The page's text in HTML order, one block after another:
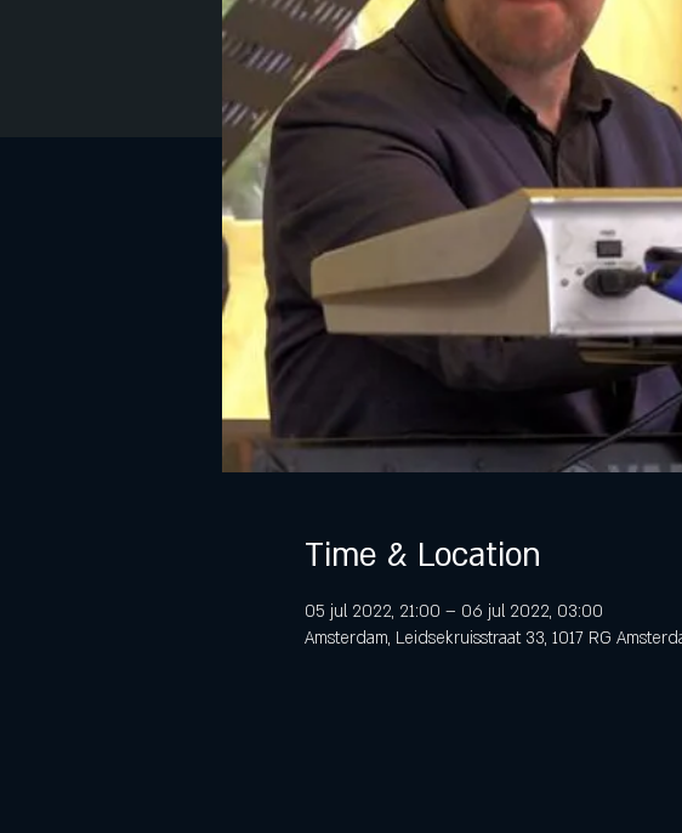
Time & Location
05 jul 2022, 21:00 – 06 jul 2022, 03:00
Amsterdam, Leidsekruisstraat 33, 1017 RG